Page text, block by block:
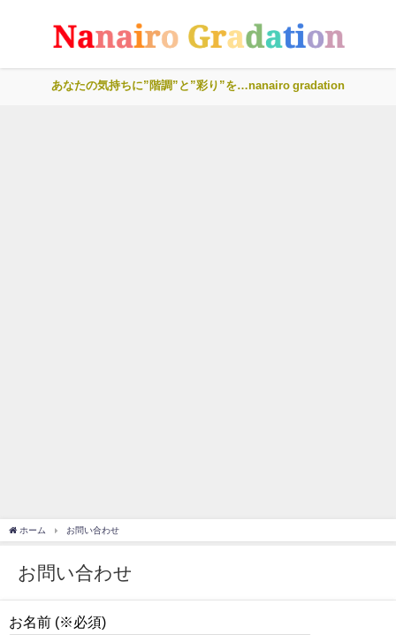
あなたの気持ちに”階調”と”彩り”を…nanairo gradation
ホーム お問い合わせ
お問い合わせ
お名前 (※必須)